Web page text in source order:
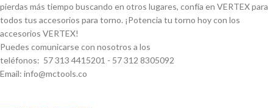
pierdas más tiempo buscando en otros lugares, confí­a en VERTEX para
todos tus accesorios para torno. ¡Potencia tu torno hoy con los
accesorios VERTEX!
Puedes comunicarse con nosotros a los
teléfonos: 57 313 4415201 - 57 312 8305092
Email: info@mctools.co